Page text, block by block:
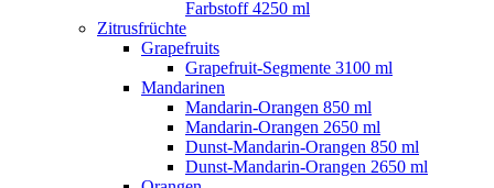
Farbstoff 4250 ml
Zitrusfrüchte
Grapefruits
Grapefruit-Segmente 3100 ml
Mandarinen
Mandarin-Orangen 850 ml
Mandarin-Orangen 2650 ml
Dunst-Mandarin-Orangen 850 ml
Dunst-Mandarin-Orangen 2650 ml